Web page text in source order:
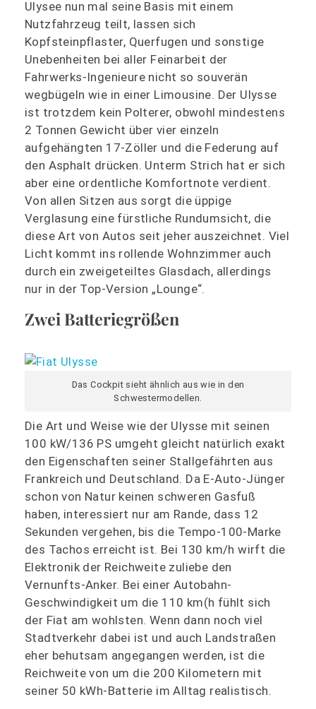
Ulysee nun mal seine Basis mit einem
Nutzfahrzeug teilt, lassen sich
Kopfsteinpflaster, Querfugen und sonstige
Unebenheiten bei aller Feinarbeit der
Fahrwerks-Ingenieure nicht so souverän
wegbügeln wie in einer Limousine. Der Ulysse
ist trotzdem kein Polterer, obwohl mindestens
2 Tonnen Gewicht über vier einzeln
aufgehängten 17-Zöller und die Federung auf
den Asphalt drücken. Unterm Strich hat er sich
aber eine ordentliche Komfortnote verdient.
Von allen Sitzen aus sorgt die üppige
Verglasung eine fürstliche Rundumsicht, die
diese Art von Autos seit jeher auszeichnet. Viel
Licht kommt ins rollende Wohnzimmer auch
durch ein zweigeteiltes Glasdach, allerdings
nur in der Top-Version „Lounge“.
Zwei Batteriegrößen
Das Cockpit sieht ähnlich aus wie in den
Schwestermodellen.
Die Art und Weise wie der Ulysse mit seinen
100 kW/136 PS umgeht gleicht natürlich exakt
den Eigenschaften seiner Stallgefährten aus
Frankreich und Deutschland. Da E-Auto-Jünger
schon von Natur keinen schweren Gasfuß
haben, interessiert nur am Rande, dass 12
Sekunden vergehen, bis die Tempo-100-Marke
des Tachos erreicht ist. Bei 130 km/h wirft die
Elektronik der Reichweite zuliebe den
Vernunfts-Anker. Bei einer Autobahn-
Geschwindigkeit um die 110 km(h fühlt sich
der Fiat am wohlsten. Wenn dann noch viel
Stadtverkehr dabei ist und auch Landstraßen
eher behutsam angegangen werden, ist die
Reichweite von um die 200 Kilometern mit
seiner 50 kWh-Batterie im Alltag realistisch.